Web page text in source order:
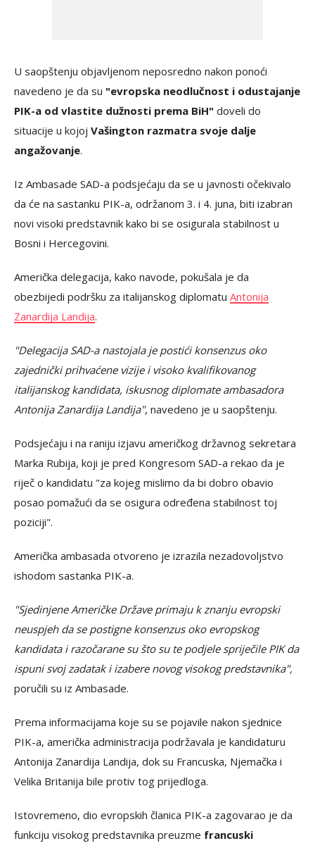
U saopštenju objavljenom neposredno nakon ponoći
navedeno je da su "evropska neodlučnost i odustajanje
PIK-a od vlastite dužnosti prema BiH" doveli do
situacije u kojoj Vašington razmatra svoje dalje
angažovanje.
Iz Ambasade SAD-a podsjećaju da se u javnosti očekivalo
da će na sastanku PIK-a, održanom 3. i 4. juna, biti izabran
novi visoki predstavnik kako bi se osigurala stabilnost u
Bosni i Hercegovini.
Američka delegacija, kako navode, pokušala je da
obezbijedi podršku za italijanskog diplomatu Antonija
Zanardija Landija.
"Delegacija SAD-a nastojala je postići konsenzus oko
zajednički prihvaćene vizije i visoko kvalifikovanog
italijanskog kandidata, iskusnog diplomate ambasadora
Antonija Zanardija Landija", navedeno je u saopštenju.
Podsjećaju i na raniju izjavu američkog državnog sekretara
Marka Rubija, koji je pred Kongresom SAD-a rekao da je
riječ o kandidatu "za kojeg mislimo da bi dobro obavio
posao pomažući da se osigura određena stabilnost toj
poziciji".
Američka ambasada otvoreno je izrazila nezadovoljstvo
ishodom sastanka PIK-a.
"Sjedinjene Američke Države primaju k znanju evropski
neuspjeh da se postigne konsenzus oko evropskog
kandidata i razočarane su što su te podjele spriječile PIK da
ispuni svoj zadatak i izabere novog visokog predstavnika",
poručili su iz Ambasade.
Prema informacijama koje su se pojavile nakon sjednice
PIK-a, američka administracija podržavala je kandidaturu
Antonija Zanardija Landija, dok su Francuska, Njemačka i
Velika Britanija bile protiv tog prijedloga.
Istovremeno, dio evropskih članica PIK-a zagovarao je da
funkciju visokog predstavnika preuzme francuski